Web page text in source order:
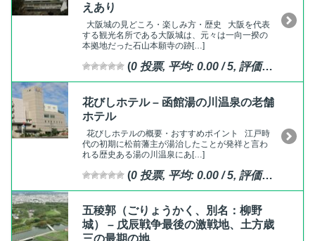
えあり
大阪城の見どころ・楽しみ方・歴史 大阪を代表
する観光名所である大阪城は、元々は一向一揆の
本拠地だった石山本願寺の跡[…]
(0 投票, 平均: 0.00 / 5, 評価済
花びしホテル – 函館湯の川温泉の老舗
ホテル
花びしホテルの概要・おすすめポイント 江戸時
代の初期に松前藩主が湯治したことが発祥と言わ
れる歴史ある湯の川温泉にあ[…]
(0 投票, 平均: 0.00 / 5, 評価済
五稜郭（ごりょうかく、別名：柳野
城） – 戊辰戦争最後の激戦地、土方歳